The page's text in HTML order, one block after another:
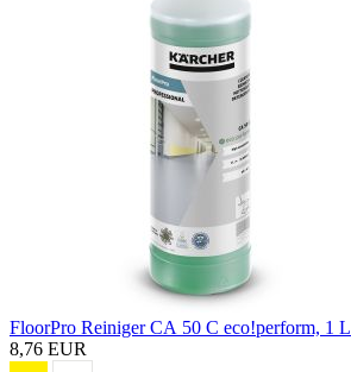
FloorPro Reiniger CA 50 C eco!perform, 1 L
8,76 EUR